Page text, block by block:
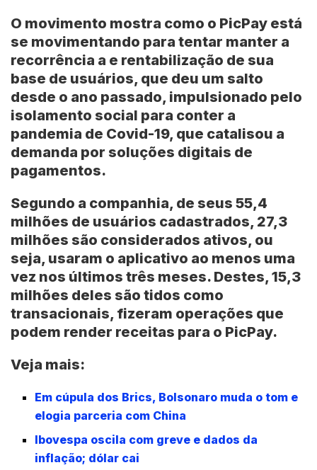
O movimento mostra como o PicPay está
se movimentando para tentar manter a
recorrência a e rentabilização de sua
base de usuários, que deu um salto
desde o ano passado, impulsionado pelo
isolamento social para conter a
pandemia de Covid-19, que catalisou a
demanda por soluções digitais de
pagamentos.
Segundo a companhia, de seus 55,4
milhões de usuários cadastrados, 27,3
milhões são considerados ativos, ou
seja, usaram o aplicativo ao menos uma
vez nos últimos três meses. Destes, 15,3
milhões deles são tidos como
transacionais, fizeram operações que
podem render receitas para o PicPay.
Veja mais:
Em cúpula dos Brics, Bolsonaro muda o tom e
elogia parceria com China
Ibovespa oscila com greve e dados da
inflação; dólar cai